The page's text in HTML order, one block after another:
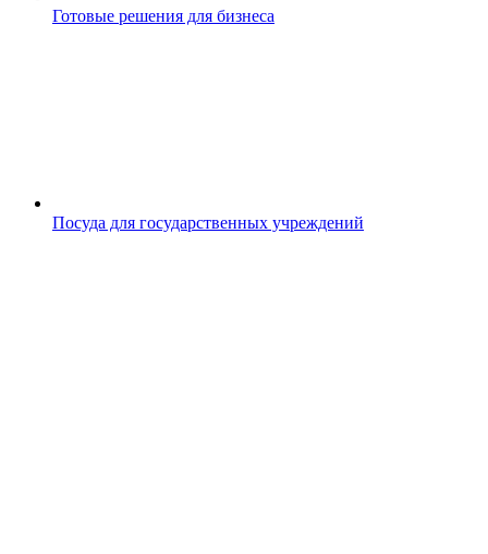
Готовые решения для бизнеса
Посуда для государственных учреждений